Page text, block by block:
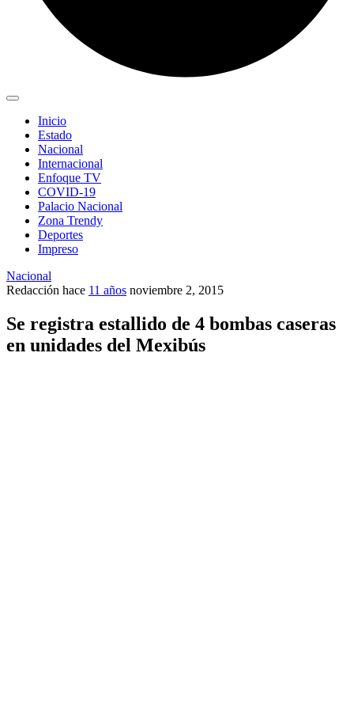
Inicio
Estado
Nacional
Internacional
Enfoque TV
COVID-19
Palacio Nacional
Zona Trendy
Deportes
Impreso
Nacional
Redacción hace 11 años noviembre 2, 2015
Se registra estallido de 4 bombas caseras
en unidades del Mexibús